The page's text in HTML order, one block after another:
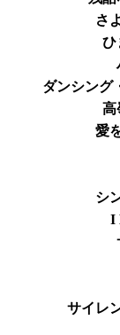
さ
ひ
ダンシング
高
愛
シ
I
サイレ